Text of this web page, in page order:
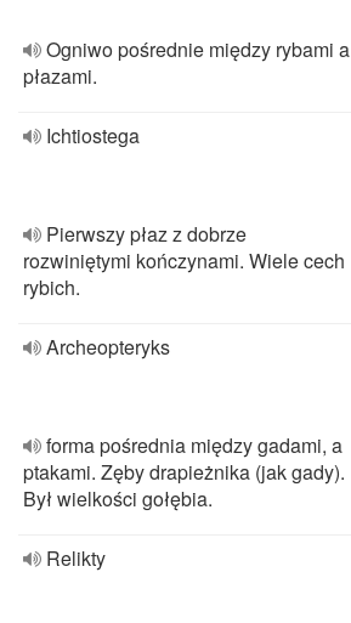
Ogniwo pośrednie między rybami a
płazami.
Ichtiostega
Pierwszy płaz z dobrze
rozwiniętymi kończynami. Wiele cech
rybich.
Archeopteryks
forma pośrednia między gadami, a
ptakami. Zęby drapieżnika (jak gady).
Był wielkości gołębia.
Relikty